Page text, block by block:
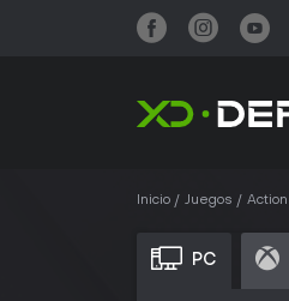
Inicio Juegos Action
PC